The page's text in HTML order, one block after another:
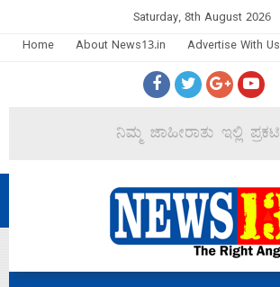
Saturday, 8th August 2026
Home
About News13.in Advertise With Us